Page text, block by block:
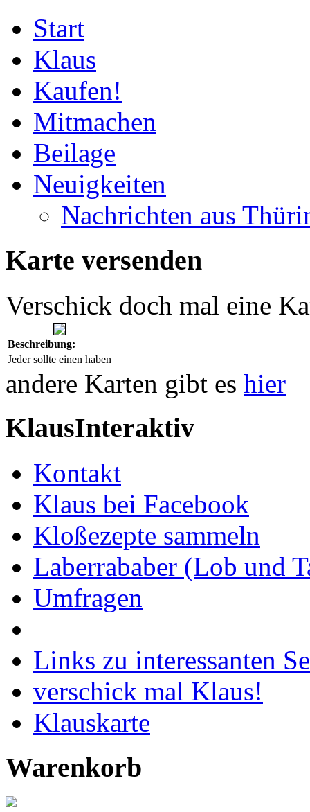
Start
Klaus
Kaufen!
Mitmachen
Beilage
Neuigkeiten
Nachrichten aus
Karte versenden
Verschick doch mal eine
Beschreibung:
Jeder sollte einen haben
andere Karten gibt es hier
KlausInteraktiv
Kontakt
Klaus bei Facebook
Kloßezepte sammeln
Laberrababer (Lob und
Umfragen
Links zu interessanten
verschick mal Klaus!
Klauskarte
Warenkorb